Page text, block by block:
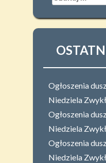
Ogłoszenia
Niedziela
Ogłoszenia
Niedziela
Ogłoszenia
Niedziela